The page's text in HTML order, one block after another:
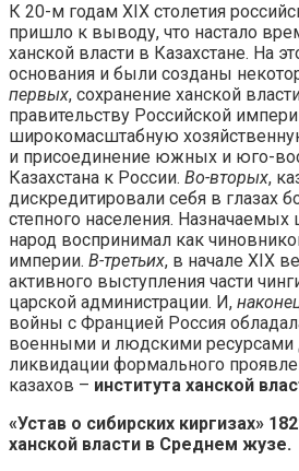
К 20-м годам XIX столетия
пришло к выводу, что настало
ханской власти в Казахстане. На
основания и были созданы
первых, сохранение ханской
правительству Российской
широкомасштабную
и присоединение южных и юго-
Казахстана к России. Во-вторых,
дискредитировали себя в глазах
степного населения. Назначаемых
народ воспринимал как
империи. В-третьих, в начале XIX
активного выступления части
царской администрации. И,
войны с Францией Россия
военными и людскими ресурсами
ликвидации формального
казахов – института ханской
«Устав о сибирских киргизах»
ханской власти в Среднем жузе.